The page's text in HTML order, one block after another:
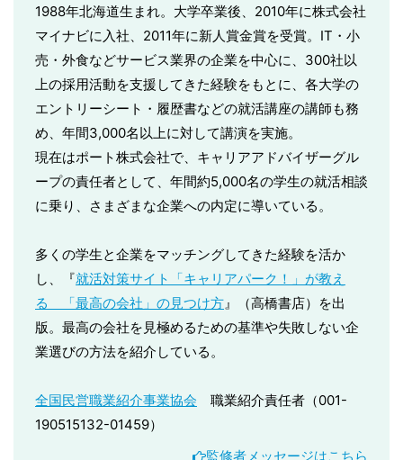
1988年北海道生まれ。大学卒業後、2010年に株式会社
マイナビに入社、2011年に新人賞金賞を受賞。IT・小
売・外食などサービス業界の企業を中心に、300社以
上の採用活動を支援してきた経験をもとに、各大学の
エントリーシート・履歴書などの就活講座の講師も務
め、年間3,000名以上に対して講演を実施。
現在はポート株式会社で、キャリアアドバイザーグル
ープの責任者として、年間約5,000名の学生の就活相談
に乗り、さまざまな企業への内定に導いている。
多くの学生と企業をマッチングしてきた経験を活か
し、『就活対策サイト「キャリアパーク！」が教え
る 「最高の会社」の見つけ方』（高橋書店）を出
版。最高の会社を見極めるための基準や失敗しない企
業選びの方法を紹介している。
全国民営職業紹介事業協会 職業紹介責任者（001-
190515132-01459）
監修者メッセージはこちら